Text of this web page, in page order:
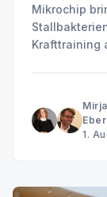
Mikrochip
Krafttraining
Anfang
1.